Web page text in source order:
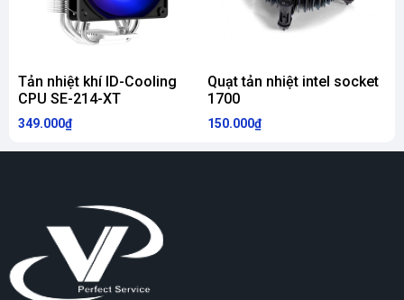
Tản nhiệt khí ID-Cooling
CPU SE-214-XT
349.000₫
Quạt tản nhiệt intel socket
1700
150.000₫